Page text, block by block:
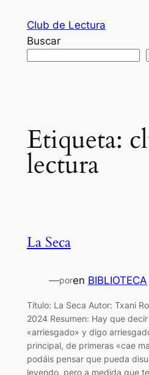
contenido
Club de Lectura
Buscar
Etiqueta:
lectura
La Seca
—poren BIBLIOTECA
Título: La Seca Autor: Txani
2024 Resumen: Hay que
«arriesgado» y digo
principal, de primeras «cae
podáis pensar que pueda
leyendo, pero a medida que